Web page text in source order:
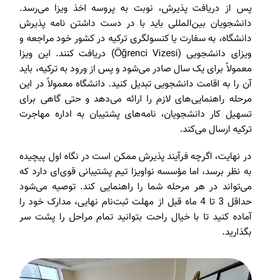
پس از دریافت پذیرش، نوبت به پروسه اخذ ویزا می‌رسد.
دانشجویان بین‌المللی باید با در دست داشتن نامه پذیرش
دانشگاه، به سفارت یا کنسولگری ترکیه در کشور خود مراجعه و
ویزای دانشجویی (Öğrenci Vizesi) دریافت کنند. این ویزا
معمولاً برای یک سال صادر می‌شود و پس از ورود به ترکیه، باید
آن را به اقامت دانشجویی تبدیل کنید. دانشگاه معمولاً در این
مرحله راهنمایی‌های لازم را ارائه می‌دهد و حتی گاهی برای
تسهیل کار دانشجویان، نامه‌های پشتیبان به اداره مهاجرت
ترکیه ارسال می‌کند.
در نهایت، اگرچه فرآیند پذیرش ممکن است در نگاه اول پیچیده
به نظر برسد، اما مؤسسه نواویزا تیم پشتیبانی قوی‌ای دارد که
می‌تواند در هر مرحله شما را راهنمایی کند. توصیه می‌شود
حداقل 3 تا 4 ماه قبل از مهلت ثبت‌نام نهایی، مدارک خود را
آماده کنید تا با خیال راحت بتوانید تمام مراحل را پشت سر
بگذارید.